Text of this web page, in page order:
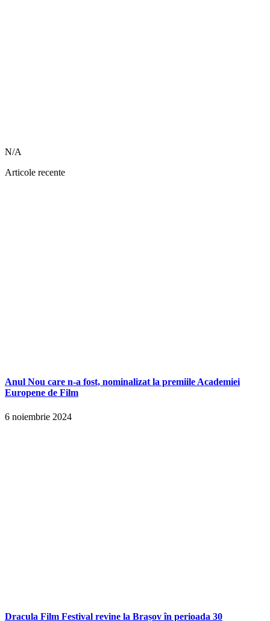
N/A
Articole recente
Anul Nou care n-a fost, nominalizat la premiile Academiei
Europene de Film
6 noiembrie 2024
Dracula Film Festival revine la Brașov în perioada 30